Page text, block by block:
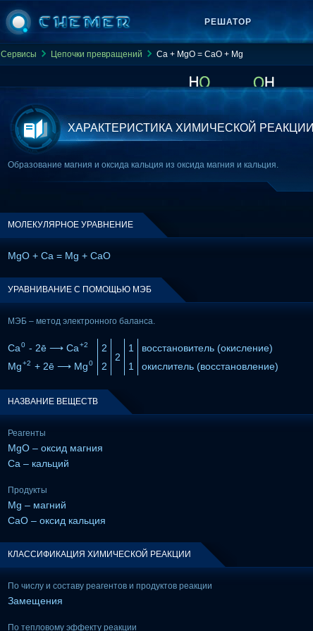
РЕШАТОР
Сервисы Цепочки превращений Ca + MgO = CaO + Mg
ХАРАКТЕРИСТИКА ХИМИЧЕСКОЙ РЕАКЦИИ
Образование магния и оксида кальция из оксида магния и кальция.
МОЛЕКУЛЯРНОЕ УРАВНЕНИЕ
MgO + Ca = Mg + CaO
УРАВНИВАНИЕ С ПОМОЩЬЮ МЭБ
МЭБ – метод электронного баланса.
Ca0 - 2ē ⟶ Ca+2
2
2
1
восстановитель (окисление)
Mg+2 + 2ē ⟶ Mg0 2 1 окислитель (восстановление)
НАЗВАНИЕ ВЕЩЕСТВ
Реагенты
MgO – оксид магния
Ca – кальций
Продукты
Mg – магний
CaO – оксид кальция
КЛАССИФИКАЦИЯ ХИМИЧЕСКОЙ РЕАКЦИИ
По числу и составу реагентов и продуктов реакции
Замещения
По тепловому эффекту реакции